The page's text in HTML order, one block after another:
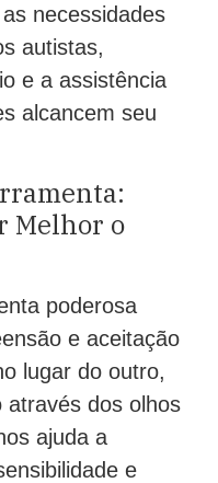
necessidades
autistas,
e a assistência
alcancem seu
Melhor o
poderosa
e aceitação
lugar do outro,
dos olhos
ajuda a
e